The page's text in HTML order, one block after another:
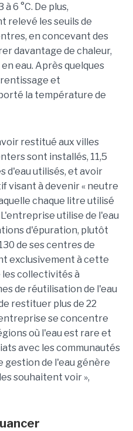
6 °C. De plus,
relevé les seuils de
en concevant des
davantage de chaleur,
eau. Après quelques
et
la température de
restitué aux villes
sont installés, 11,5
d'eau utilisés, et avoir
visant à devenir « neutre
chaque litre utilisé
utilise de l'eau
d'épuration, plutôt
de ses centres de
exclusivement à cette
les collectivités à
de réutilisation de l'eau
restituer plus de 22
se concentre
où l'eau est rare et
avec les communautés
gestion de l'eau génère
souhaitent voir »,